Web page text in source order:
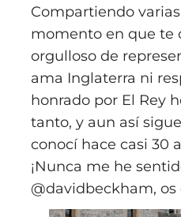
Compartiendo
momento en que te
orgulloso de
ama Inglaterra ni
honrado por El Rey
tanto, y aun así
conocí hace casi 30
¡Nunca me he
@davidbeckham,